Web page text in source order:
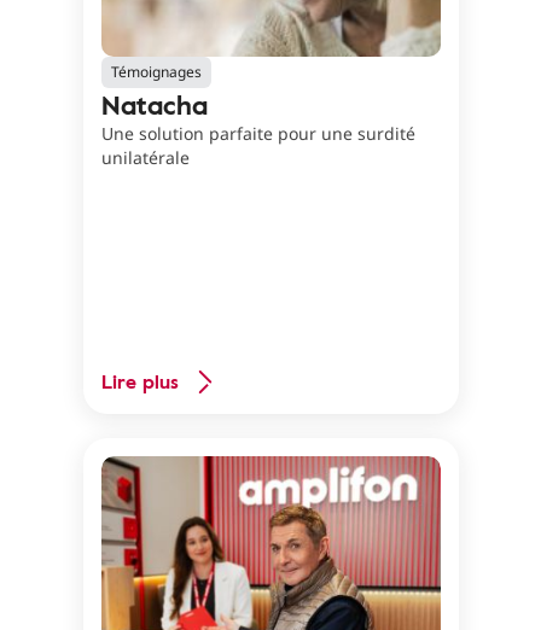
Témoignages
Natacha
Une solution parfaite pour une surdité
unilatérale
Lire plus